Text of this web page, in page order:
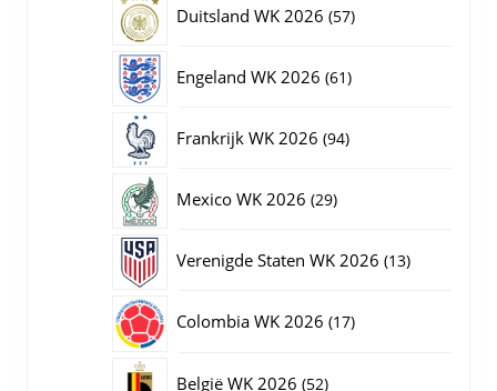
Duitsland WK 2026 5757
Engeland WK 2026 6161
Frankrijk WK 2026 9494
Mexico WK 2026 2929
Verenigde Staten WK 2026 1313
Colombia WK 2026 1717
België WK 2026 5252